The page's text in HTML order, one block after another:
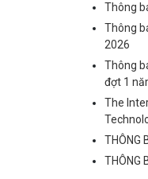
Thông
Thông
2026
Thông
đợt 1
The
THÔNG
THÔNG